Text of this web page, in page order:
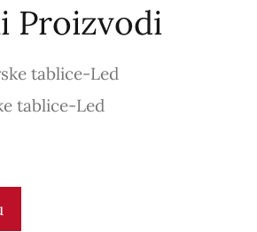
Proizvodi
tablice-Led